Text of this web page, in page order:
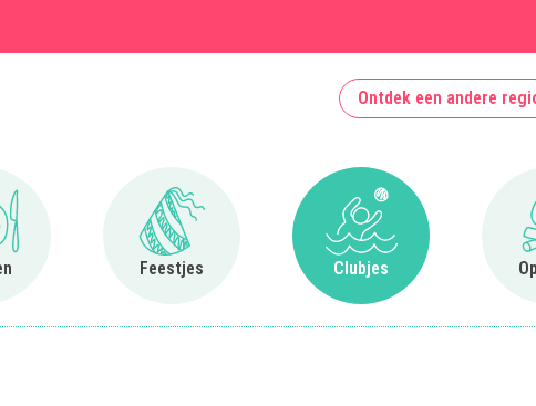
Ontdek een andere
naar Uit eten
Feestjes
Ga naar Feestjes
Clubjes
Ga naar Clubjes